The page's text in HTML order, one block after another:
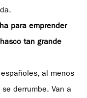
para emprender
tan grande
al menos
derrumbe. Van a